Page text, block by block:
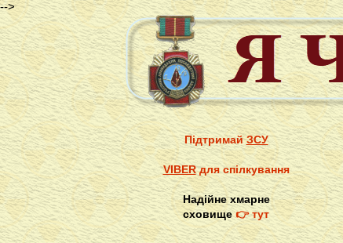
-->
ПідтримайЗСУ
VIBERдля спілкування
Надійне хмарне
сховище👉 тут